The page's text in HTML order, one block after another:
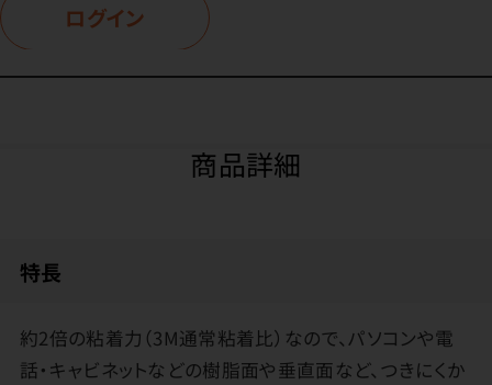
ログイン
商品詳細
特長
約2倍の粘着力（3M通常粘着比）なので、パソコンや電
話・キャビネットなどの樹脂面や垂直面など、つきにくか